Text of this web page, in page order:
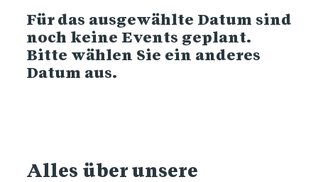
Für das ausgewählte Datum sind
noch keine Events geplant.
Bitte wählen Sie ein anderes
Datum aus.
Alles über unsere